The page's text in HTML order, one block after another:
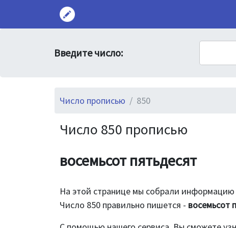
Введите число:
Число прописью 850
Число 850 прописью
восемьсот пятьдесят
На этой странице мы собрали
Число 850 правильно пишется - восемьсот